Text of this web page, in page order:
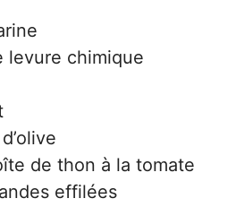
levure chimique
de thon à la tomate
effilées